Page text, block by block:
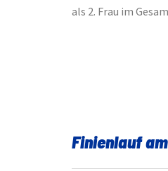
als 2. Frau im
Finienlauf